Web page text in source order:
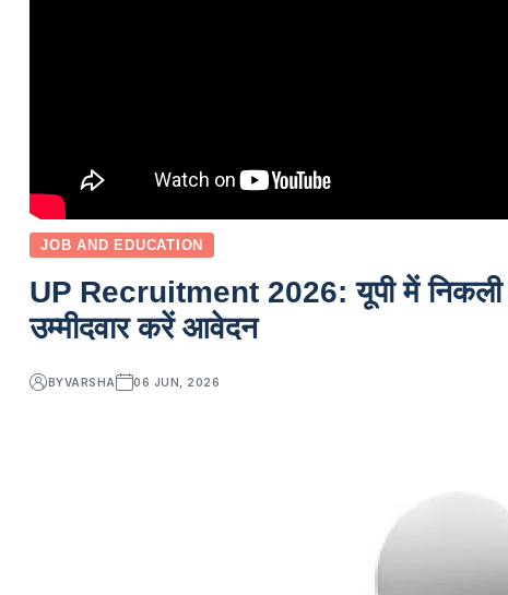
JOB AND EDUCATION
UP Recruitment 2026: यूपी में निकली
उम्मीदवार करें आवेदन
BYVARSHA 06 JUN, 2026